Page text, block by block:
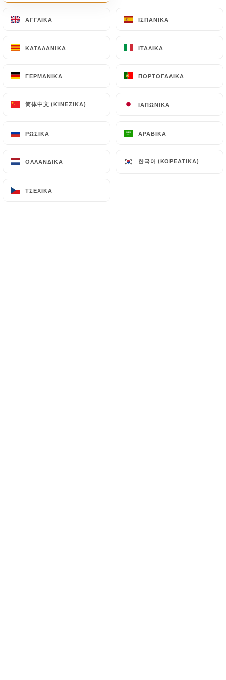
ΜΕΝΟΎ
ΑΓΓΛΙΚΆ ΙΣΠΑΝΙΚΆ
ΚΑΤΑΛΑΝΙΚΆ ΙΤΑΛΙΚΆ
ΓΕΡΜΑΝΙΚΆ ΠΟΡΤΟΓΑΛΙΚΆ
简体中文 (ΚΙΝΈΖΙΚΑ) ΙΑΠΩΝΙΚΆ
ΡΩΣΙΚΆ ΑΡΑΒΙΚΆ
ΟΛΛΑΝΔΙΚΆ 한국어 (ΚΟΡΕΆΤΙΚΑ)
ΤΣΈΧΙΚΑ
Φωτογραφίες
ΑΓΓΛΙΚΆ ΙΣΠΑΝΙΚΆ
ΚΑΤΑΛΑΝΙΚΆ ΙΤΑΛΙΚΆ
ΓΕΡΜΑΝΙΚΆ ΠΟΡΤΟΓΑΛΙΚΆ
简体中文 (ΚΙΝΈΖΙΚΑ) ΙΑΠΩΝΙΚΆ
ΡΩΣΙΚΆ ΑΡΑΒΙΚΆ
ΟΛΛΑΝΔΙΚΆ 한국어 (ΚΟΡΕΆΤΙΚΑ)
ΤΣΈΧΙΚΑ